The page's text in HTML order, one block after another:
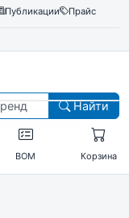
Публикации
Прайс
Найти
BOM Корзина